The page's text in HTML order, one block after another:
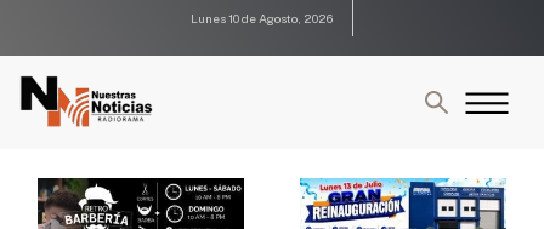
Lunes 10 de Agosto, 2026